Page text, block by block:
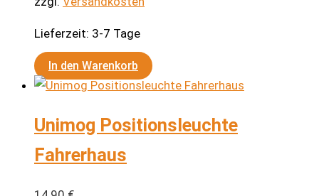
Lieferzeit: 3-7 Tage
In den Warenkorb
Unimog Positionsleuchte
Fahrerhaus